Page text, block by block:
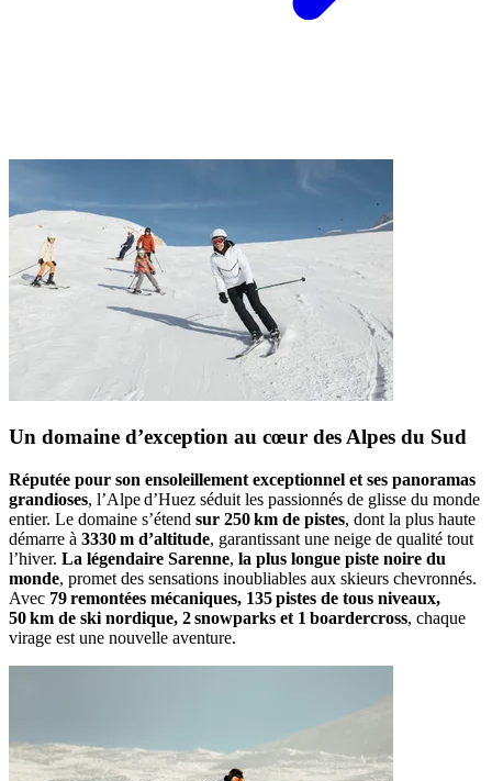
Un domaine d’exception au cœur des Alpes du Sud
Réputée pour son ensoleillement exceptionnel et ses panoramas
grandioses, l’Alpe d’Huez séduit les passionnés de glisse du monde
entier. Le domaine s’étend sur 250 km de pistes, dont la plus haute
démarre à 3330 m d’altitude, garantissant une neige de qualité tout
l’hiver. La légendaire Sarenne, la plus longue piste noire du
monde, promet des sensations inoubliables aux skieurs chevronnés.
Avec 79 remontées mécaniques, 135 pistes de tous niveaux,
50 km de ski nordique, 2 snowparks et 1 boardercross, chaque
virage est une nouvelle aventure.